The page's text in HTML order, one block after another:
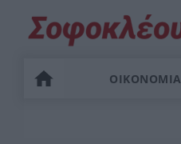
ΟΙΚΟΝΟΜΙΑ